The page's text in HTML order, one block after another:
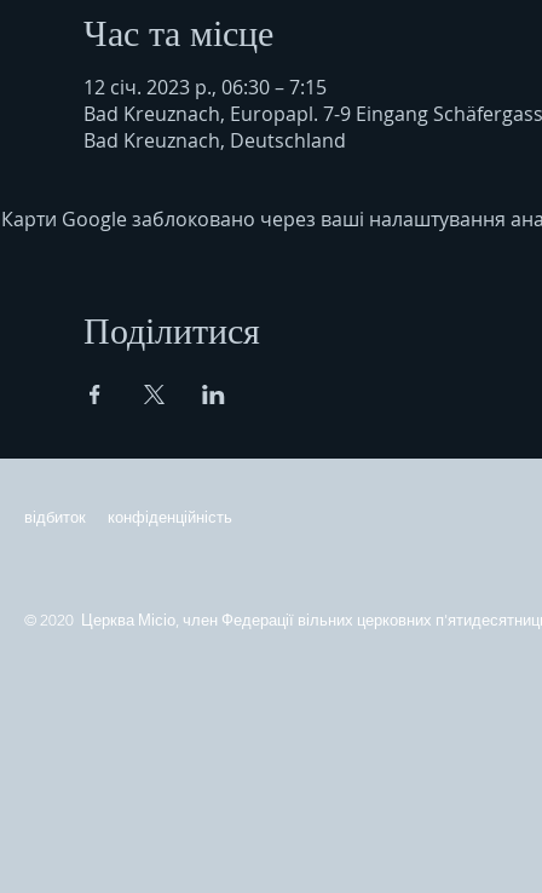
Час та місце
12 січ. 2023 р., 06:30 – 7:15
Bad Kreuznach, Europapl. 7-9 Eingang
Bad Kreuznach, Deutschland
Карти Google заблоковано через ваші налаштування
Поділитися
відбиток конфіденційність
© 2020 Церква Місіо, член Федерації вільних церковних